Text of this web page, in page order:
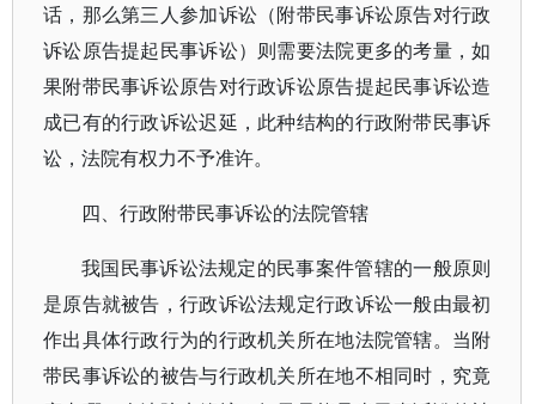
话，那么第三人参加诉讼（附带民事诉讼原告对行政
诉讼原告提起民事诉讼）则需要法院更多的考量，如
果附带民事诉讼原告对行政诉讼原告提起民事诉讼造
成已有的行政诉讼迟延，此种结构的行政附带民事诉
讼，法院有权力不予准许。
四、行政附带民事诉讼的法院管辖
我国民事诉讼法规定的民事案件管辖的一般原则
是原告就被告，行政诉讼法规定行政诉讼一般由最初
作出具体行政行为的行政机关所在地法院管辖。当附
带民事诉讼的被告与行政机关所在地不相同时，究竟